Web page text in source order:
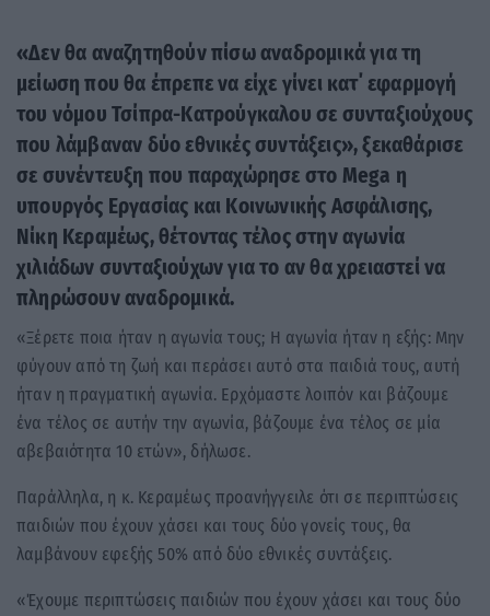
«Δεν θα αναζητηθούν πίσω αναδρομικά για τη
μείωση που θα έπρεπε να είχε γίνει κατ΄ εφαρμογή
του νόμου Τσίπρα-Κατρούγκαλου σε συνταξιούχους
που λάμβαναν δύο εθνικές συντάξεις», ξεκαθάρισε
σε συνέντευξη που παραχώρησε στο Mega η
υπουργός Εργασίας και Κοινωνικής Ασφάλισης,
Νίκη Κεραμέως, θέτοντας τέλος στην αγωνία
χιλιάδων συνταξιούχων για το αν θα χρειαστεί να
πληρώσουν αναδρομικά.
«Ξέρετε ποια ήταν η αγωνία τους; Η αγωνία ήταν η εξής: Mην
φύγουν από τη ζωή και περάσει αυτό στα παιδιά τους, αυτή
ήταν η πραγματική αγωνία. Ερχόμαστε λοιπόν και βάζουμε
ένα τέλος σε αυτήν την αγωνία, βάζουμε ένα τέλος σε μία
αβεβαιότητα 10 ετών», δήλωσε.
Παράλληλα, η κ. Κεραμέως προανήγγειλε ότι σε περιπτώσεις
παιδιών που έχουν χάσει και τους δύο γονείς τους, θα
λαμβάνουν εφεξής 50% από δύο εθνικές συντάξεις.
«Έχουμε περιπτώσεις παιδιών που έχουν χάσει και τους δύο